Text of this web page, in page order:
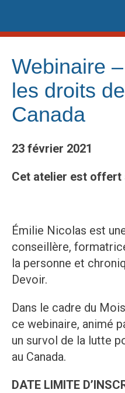
content
Webinaire
les droits
Canada
23 février 2021
Cet atelier est offert
Émilie Nicolas est
conseillère,
la personne et
Devoir.
Dans le cadre du
ce webinaire, animé
un survol de la lutte
au Canada.
DATE LIMITE